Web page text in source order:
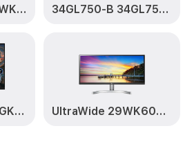
34WK650-W [34WK650-W.ARUZ] 34GL750-B 34GL750-B
32GK650F-B [32GK650F-B.ARUZ] UltraWide 29WK600-W [29WK600-W.ARUZ]